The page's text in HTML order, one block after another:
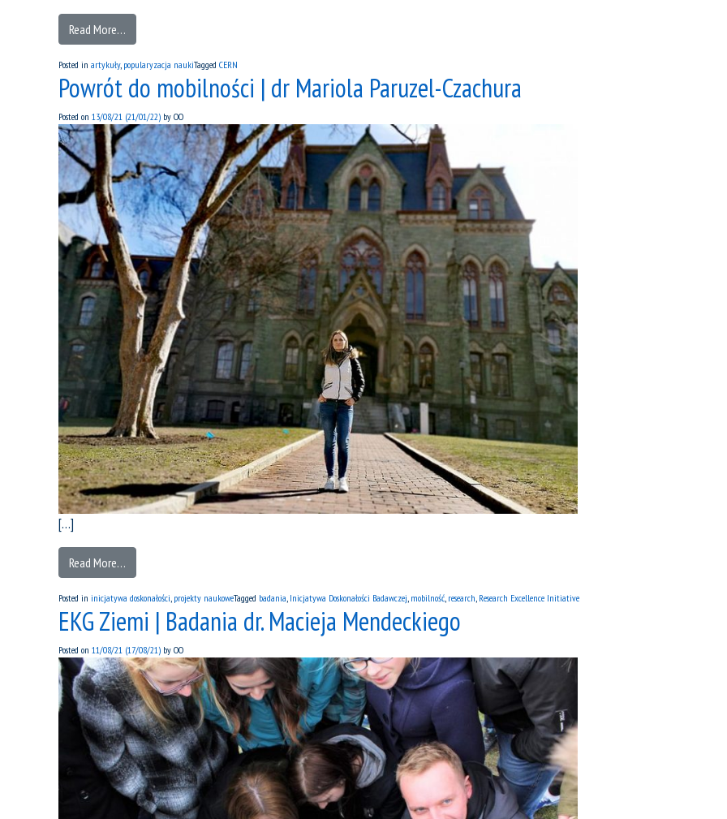
Read More…
Posted in artykuły, popularyzacja naukiTagged CERN
Powrót do mobilności | dr Mariola Paruzel-Czachura
Posted on 13/08/21 (21/01/22) by OO
[…]
Read More…
Posted in inicjatywa doskonałości projekty naukoweTagged badania Inicjatywa Doskonałości Badawczej mobilność research Research Excellence Initiative
EKG Ziemi | Badania dr. Macieja Mendeckiego
Posted on 11/08/21 (17/08/21) by OO